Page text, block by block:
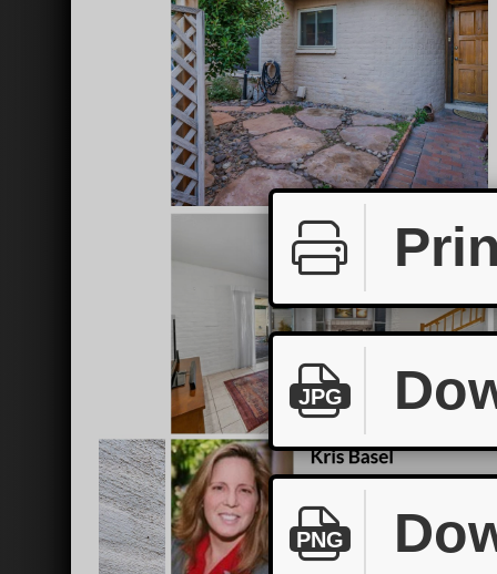
JPG
PNG